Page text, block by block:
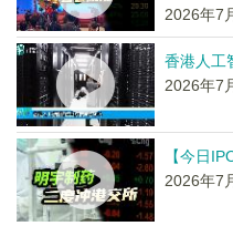
2026年7
香港人工
2026年7
【今日
2026年7